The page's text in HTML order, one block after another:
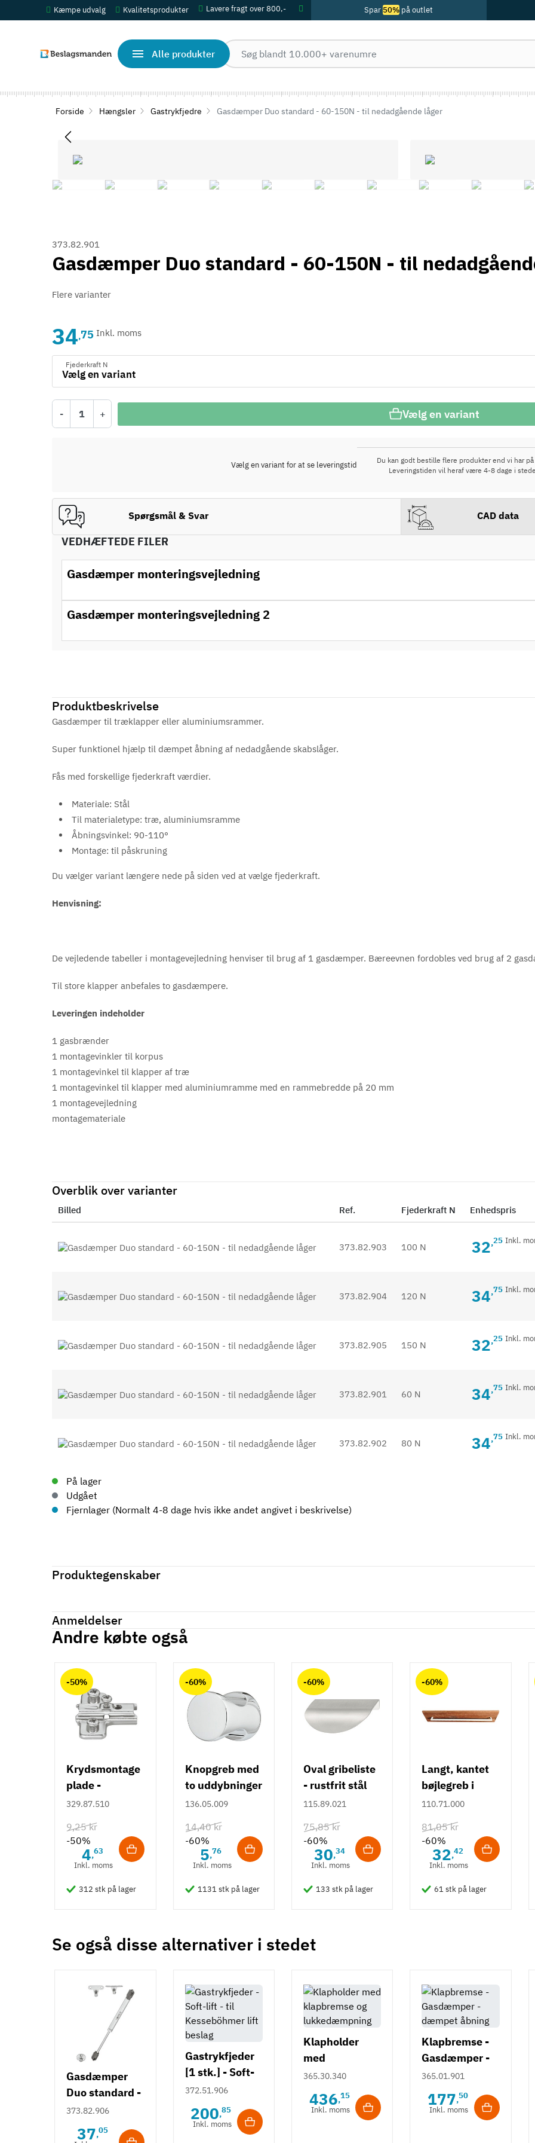
Kæmpe udvalg Kvalitetsprodukter Lavere fragt over 800,- Spar 50% på outlet
Alle produkter
Forside Hængsler Gastrykfjedre Gasdæmper Duo standard - 60-150N - til nedadgående låger
Produktbeskrivelse
Gasdæmper til træklapper eller aluminiumsrammer.
Super funktionel hjælp til dæmpet åbning af nedadgående skabslåger.
Fås med forskellige fjederkraft værdier.
Materiale: Stål
Til materialetype: træ, aluminiumsramme
Åbningsvinkel: 90-110°
Montage: til påskruning
Du vælger variant længere nede på siden ved at vælge fjederkraft.
Henvisning:
De vejledende tabeller i montagevejledning henviser til brug af 1 gasdæmper. Bæreevnen fordobles ved brug af 2
Til store klapper anbefales to gasdæmpere.
Leveringen indeholder
1 gasbrænder
1 montagevinkler til korpus
1 montagevinkel til klapper af træ
1 montagevinkel til klapper med aluminiumramme med en rammebredde på 20 mm
1 montagevejledning
montagemateriale
Overblik over varianter
Billed Ref. Fjederkraft N Enhedspris
373.82.903 100 N 32,25 Inkl.
373.82.904 120 N 34,75 Inkl.
373.82.905 150 N 32,25 Inkl.
373.82.901 60 N 34,75 Inkl.
373.82.902 80 N 34,75 Inkl.
På lager
Udgået
Fjernlager (Normalt 4-8 dage hvis ikke andet angivet i beskrivelse)
Produktegenskaber
På lager 1 Varer
Anmeldelser
373.82.901
Gasdæmper Duo standard - 60-150N - til
Flere varianter
34,75 Inkl. moms
Fjederkraft N
- + Vælg en variant
Vælg en variant for at se leveringstid
Du kan godt bestille flere produkter end vi har på
Leveringstiden vil heraf være 4-8 dage i
Spørgsmål & Svar CAD data
VEDHÆFTEDE FILER
Gasdæmper monteringsvejledning
Gasdæmper monteringsvejledning 2
Andre købte også
-50%
Krydsmontage
plade -
Duomatic SL -
329.87.510
9,25 kr
-50%
4,63
Inkl. moms
312 stk på lager
-60%
Knopgreb med
to uddybninger
- rustfrit stål
136.05.009
14,40 kr
-60%
5,76
Inkl. moms
1131 stk på lager
-60%
Oval gribeliste
- rustfrit stål
115.89.021
75,85 kr
-60%
30,34
Inkl. moms
133 stk på lager
-60%
Langt, kantet
bøjlegreb i
rustfrit stål m/
- 490 mm
110.71.000
81,05 kr
-60%
32,42
Inkl. moms
61 stk på lager
Se også disse alternativer i stedet
Gasdæmper
Duo standard -
60-150N - til
opadgående
373.82.906
37,05
Gastrykfjeder
[1 stk.] - Soft-
lift - til
Kesseböhmer
lift beslag
372.51.906
200,85
Inkl. moms
Klapholder
med
klapbremse og
lukkedæmpnin
365.30.340
436,15
Inkl. moms
Klapbremse -
Gasdæmper -
dæmpet
365.01.901
177,50
Inkl. moms